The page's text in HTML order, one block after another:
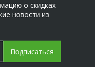
о скидках
новости из
Подписаться